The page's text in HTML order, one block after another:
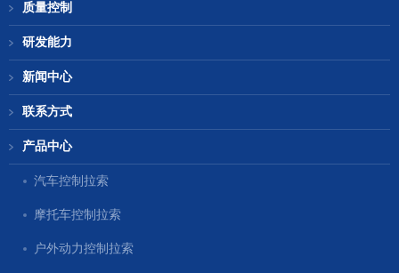
质量控制
研发能力
新闻中心
联系方式
产品中心
汽车控制拉索
摩托车控制拉索
户外动力控制拉索